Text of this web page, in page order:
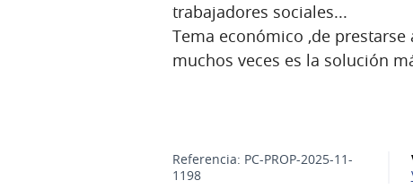
trabajadores sociales...
Tema económico ,de
muchos veces es la solución
Referencia: PC-PROP-2025-11-
1198